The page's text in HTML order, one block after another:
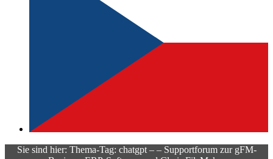
Sie sind hier: Thema-Tag: chatgpt – – Supportforum zur gFM-